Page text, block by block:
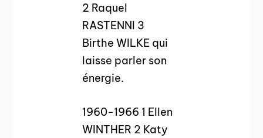
2 Raquel
RASTENNI 3
Birthe WILKE qui
laisse parler son
énergie.
1960-1966 1 Ellen
WINTHER 2 Katy